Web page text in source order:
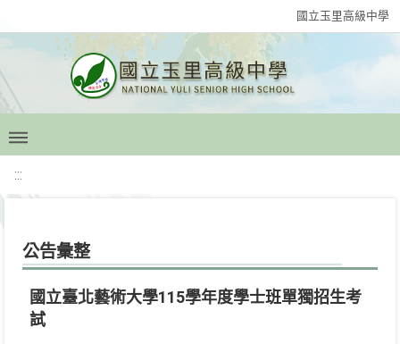
國立玉里高級中學
:::
公告彙整
國立臺北藝術大學115學年度學士班單獨招生考
試